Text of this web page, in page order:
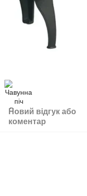
Новий відгук або
коментар